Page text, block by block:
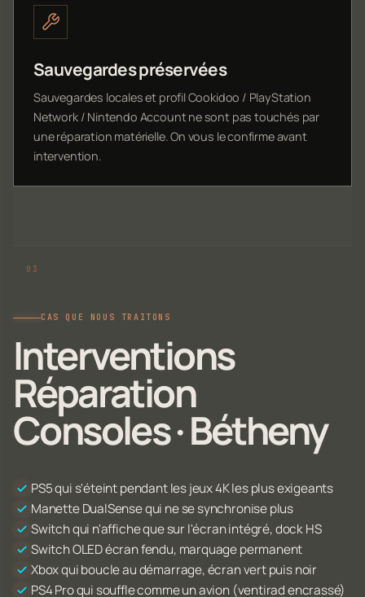
Sauvegardes préservées
Sauvegardes locales et profil Cookidoo / PlayStation
Network / Nintendo Account ne sont pas touchés par
une réparation matérielle. On vous le confirme avant
intervention.
CAS QUE NOUS TRAITONS
Interventions
Réparation
Consoles · Bétheny
PS5 qui s'éteint pendant les jeux 4K les plus exigeants
Manette DualSense qui ne se synchronise plus
Switch qui n'affiche que sur l'écran intégré, dock HS
Switch OLED écran fendu, marquage permanent
Xbox qui boucle au démarrage, écran vert puis noir
PS4 Pro qui souffle comme un avion (ventirad encrassé)